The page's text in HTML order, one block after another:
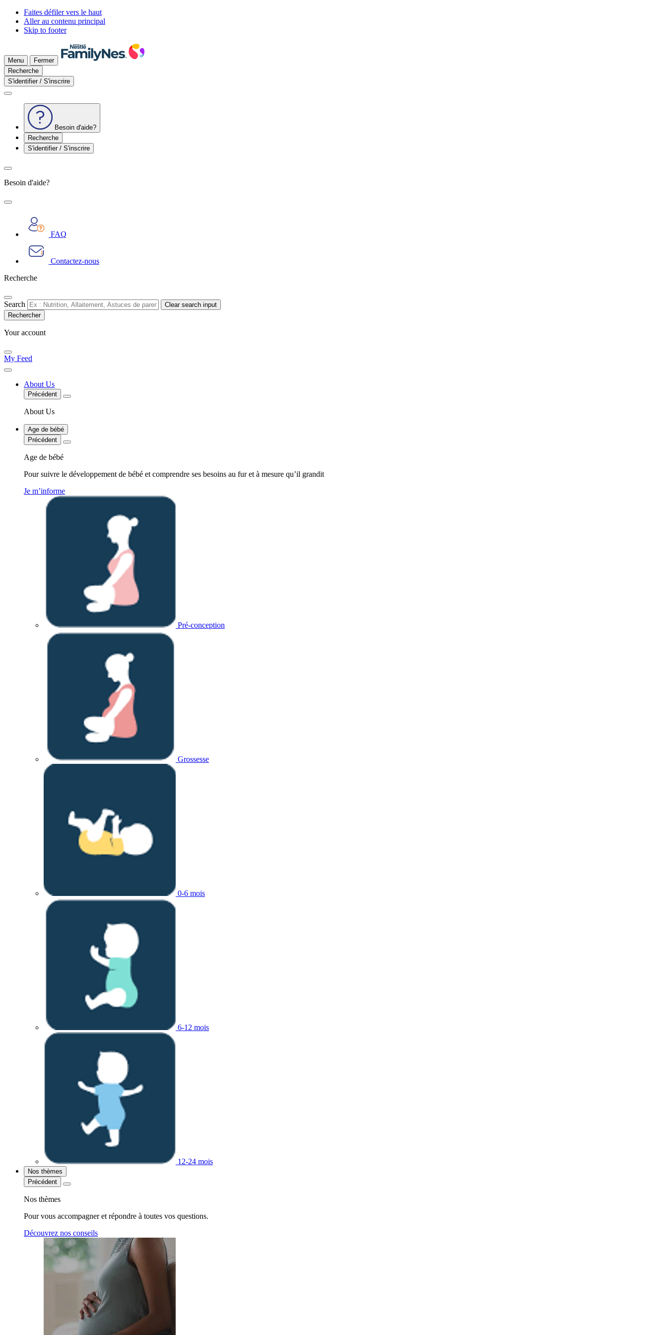
Faites défiler vers le haut
Aller au contenu principal
Skip to footer
Menu
Fermer
Recherche
S'identifier / S'inscrire
Besoin d'aide?
Recherche
S'identifier / S'inscrire
Besoin d'aide?
FAQ
Contactez-nous
Recherche
Search Clear search input
Your account
My Feed
About Us
Précédent
About Us
Age de bébé
Précédent
Age de bébé
Pour suivre le développement de bébé et comprendre ses besoins au fur et à mesure qu’il grandit
Je m’informe
Pré-conception
Grossesse
0-6 mois
6-12 mois
12-24 mois
Nos thèmes
Précédent
Nos thèmes
Pour vous accompagner et répondre à toutes vos questions.
Découvrez nos conseils